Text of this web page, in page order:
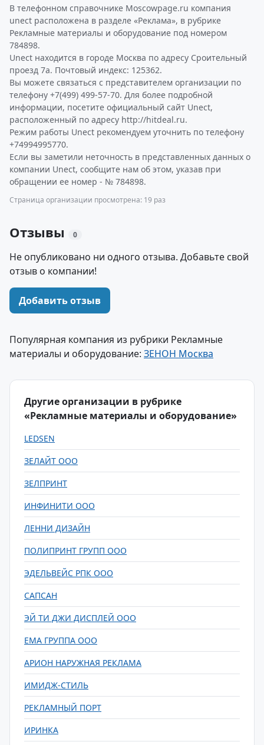
В телефонном справочнике Moscowpage.ru компания
unect расположена в разделе «Реклама», в рубрике
Рекламные материалы и оборудование под номером
784898.
Unect находится в городе Москва по адресу Сроительный
проезд 7а. Почтовый индекс: 125362.
Вы можете связаться с представителем организации по
телефону +7(499) 499-57-70. Для более подробной
информации, посетите официальный сайт Unect,
расположенный по адресу http://hitdeal.ru.
Режим работы Unect рекомендуем уточнить по телефону
+74994995770.
Если вы заметили неточность в представленных данных о
компании Unect, сообщите нам об этом, указав при
обращении ее номер - № 784898.
Страница организации просмотрена: 19 раз
Отзывы 0
Не опубликовано ни одного отзыва. Добавьте свой
отзыв о компании!
Добавить отзыв
Популярная компания из рубрики Рекламные
материалы и оборудование: ЗЕНОН Москва
Другие организации в рубрике
«Рекламные материалы и оборудование»
LEDSEN
ЗЕЛАЙТ ООО
ЗЕЛПРИНТ
ИНФИНИТИ ООО
ЛЕННИ ДИЗАЙН
ПОЛИПРИНТ ГРУПП ООО
ЭДЕЛЬВЕЙС РПК ООО
САПСАН
ЭЙ ТИ ДЖИ ДИСПЛЕЙ ООО
ЕМА ГРУППА ООО
АРИОН НАРУЖНАЯ РЕКЛАМА
ИМИДЖ-СТИЛЬ
РЕКЛАМНЫЙ ПОРТ
ИРИНКА